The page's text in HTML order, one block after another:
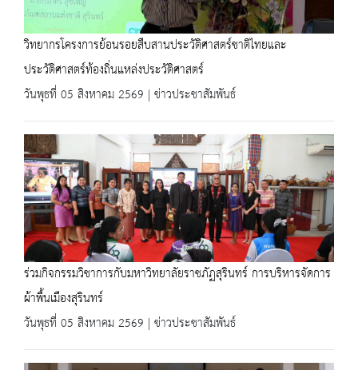
วิทยากรโครงการย้อนรอยสืบสานประวัติศาสตร์ชาติไทยและ
ประวัติศาสตร์ท้องถิ่นแหล่งประวัติศาสตร์
วันพุธที่ 05 สิงหาคม 2569 | ข่าวประชาสัมพันธ์
ร่วมกิจกรรมวิชาการกับมหาวิทยาลัยราชภัฏสุรินทร์ การบริหารจัดการ
ผ้าพื้นเมืองสุรินทร์
วันพุธที่ 05 สิงหาคม 2569 | ข่าวประชาสัมพันธ์